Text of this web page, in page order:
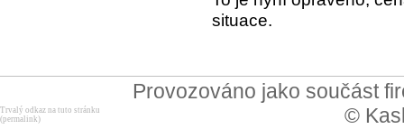
situace.
Provozováno jako součást
©
Trvalý odkaz na tuto stránku
(permalink)